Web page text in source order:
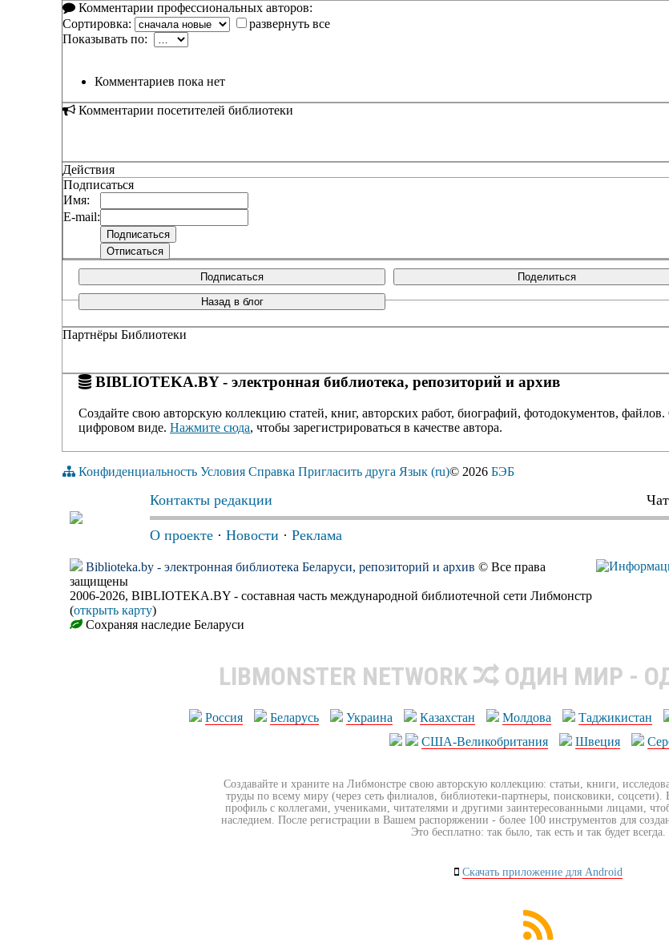
Комментарии профессиональных авторов:
Сортировка:
развернуть все
Показывать по:
Комментариев пока нет
Комментарии посетителей библиотеки
Действия
Подписаться
Имя:
E-mail:
Подписаться Поделиться
Назад в блог
Партнёры Библиотеки
BIBLIOTEKA.BY - электронная библиотека, репозиторий и архив
Создайте свою авторскую коллекцию статей, книг, авторских работ, биографий, фотодокументов, файлов.
цифровом виде. Нажмите сюда, чтобы зарегистрироваться в качестве автора.
Конфиденциальность Условия Справка Пригласить друга Язык (ru)© 2026 БЭБ
Контакты редакции
О проекте · Новости · Реклама
Biblioteka.by - электронная библиотека Беларуси, репозиторий и архив © Все права
защищены
2006-2026, BIBLIOTEKA.BY - составная часть международной библиотечной сети Либмонстр
(открыть карту)
Сохраняя наследие Беларуси
LIBMONSTER NETWORK ОДИН МИР -
Россия Беларусь Украина Казахстан Молдова Таджикистан
США-Великобритания
Швеция
Создавайте и храните на Либмонстре свою авторскую коллекцию: статьи, книги,
труды по всему миру (через сеть филиалов, библиотеки-партнеры, поисковики, соцсети).
профиль с коллегами, учениками, читателями и другими заинтересованными лицами,
наследием. После регистрации в Вашем распоряжении - более 100 инструментов для
Это бесплатно: так было, так есть и так будет всегда.
Скачать приложение для Android